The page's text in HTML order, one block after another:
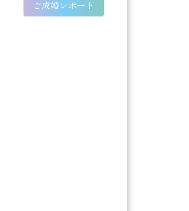
ご成婚レポート